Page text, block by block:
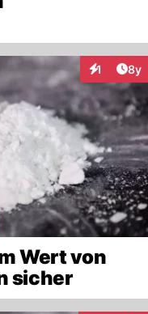
1 8y
Wert von
sicher